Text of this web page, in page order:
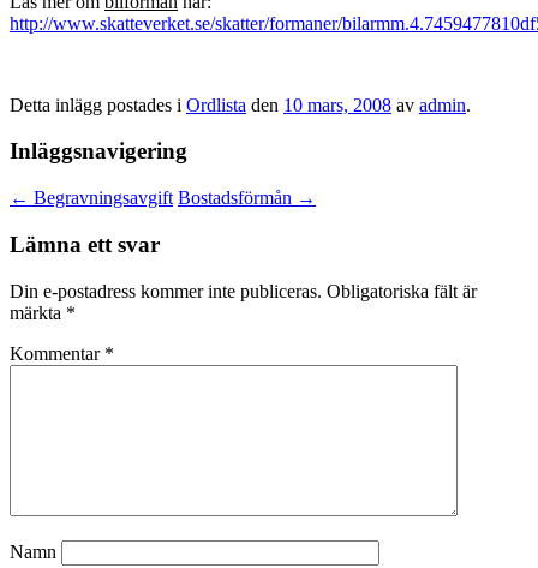
http://www.skatteverket.se/skatter/formaner/
Detta inlägg postades i Ordlista den 10 mars, 2008 av admin.
Inläggsnavigering
← Begravningsavgift Bostadsförmån →
Lämna ett svar
Din e-postadress kommer inte publiceras. Obligatoriska fält är
märkta *
Kommentar *
Namn